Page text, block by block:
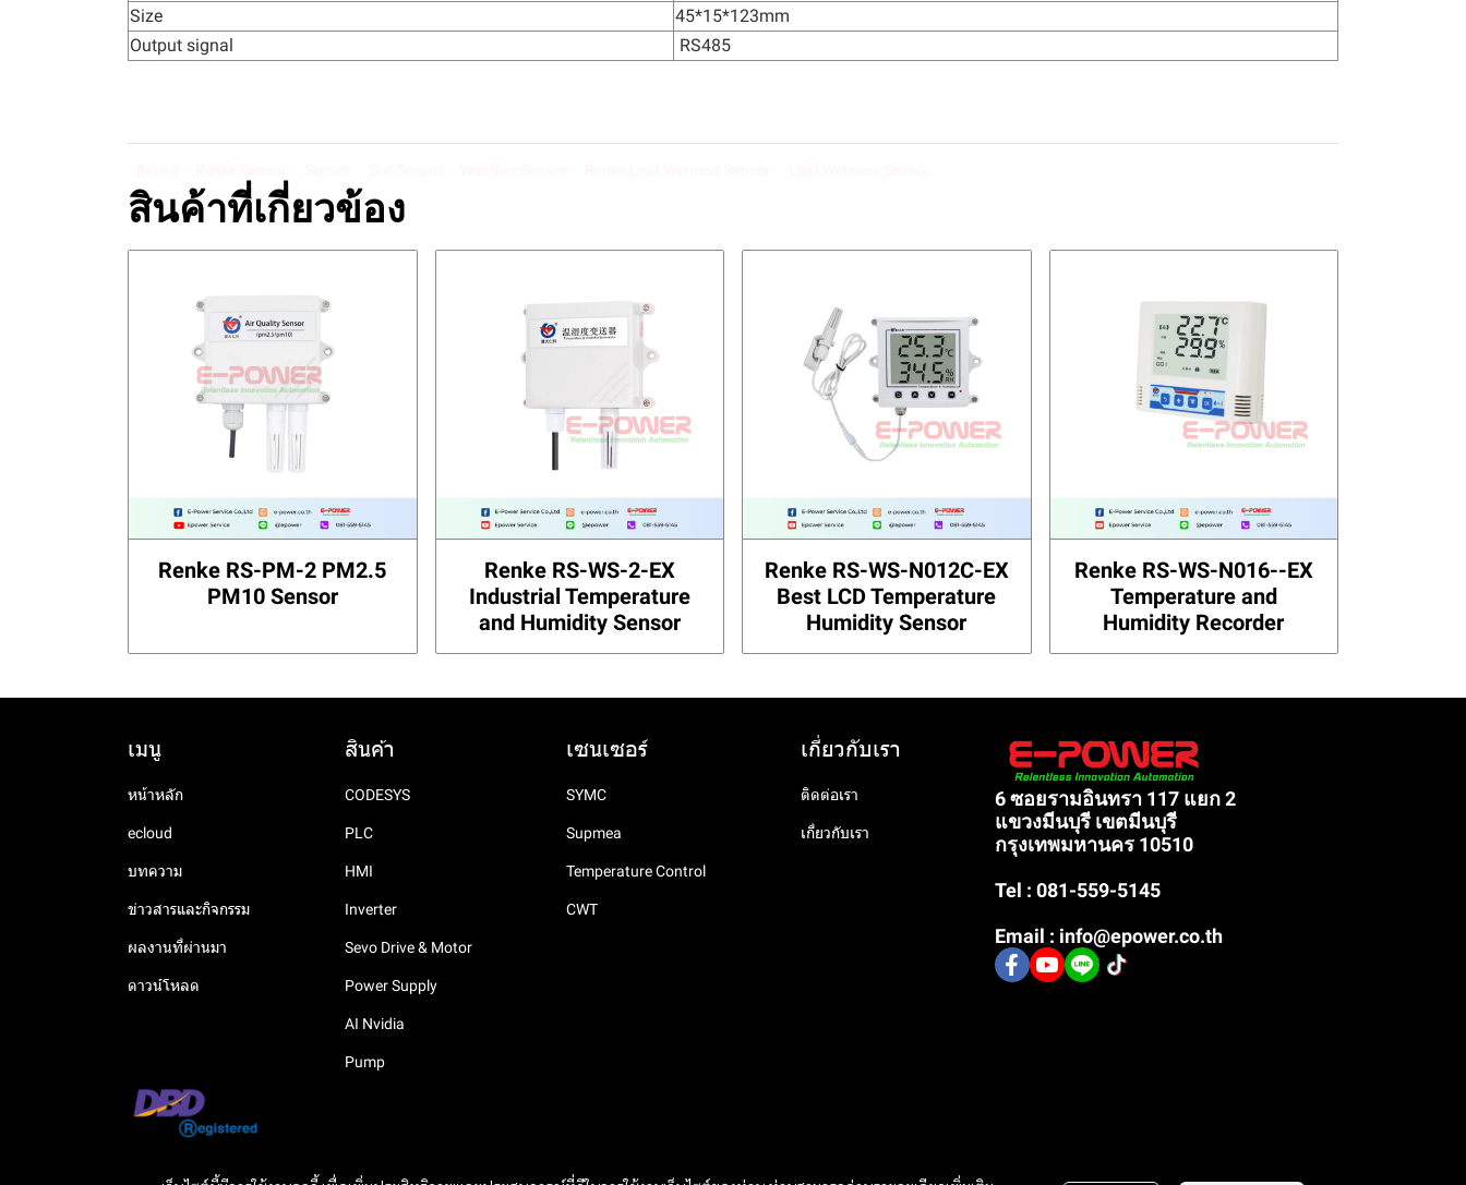
Size
45*15*123mm
Output signal
RS485
สินค้าที่เกี่ยวข้อง
Renke RS-PM-2 PM2.5
PM10 Sensor
Renke RS-WS-2-EX
Industrial Temperature
and Humidity Sensor
Renke RS-WS-N012C-EX
Best LCD Temperature
Humidity Sensor
Renke RS-WS-N016--EX
Temperature and
Humidity Recorder
เมนู
หน้าหลัก
ecloud
บทความ
ข่าวสารและกิจกรรม
ผลงานที่ผ่านมา
ดาวน์โหลด
สินค้า
CODESYS
PLC
HMI
Inverter
Sevo Drive & Motor
Power Supply
AI Nvidia
Pump
เซนเซอร์
SYMC
Supmea
Temperature Control
CWT
เกี่ยวกับเรา
ติดต่อเรา
เกี่ยวกับเรา
6 ซอยรามอินทรา 117 แยก 2
แขวงมีนบุรี เขตมีนบุรี
กรุงเทพมหานคร 10510
Tel : 081-559-5145
Email : info@epower.co.th